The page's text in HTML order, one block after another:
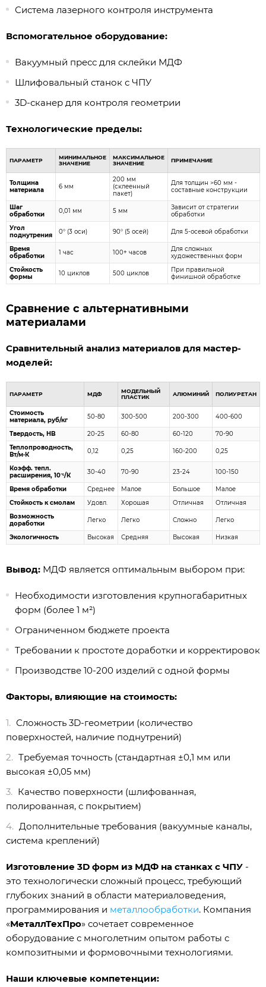
Система лазерного контроля инструмента
Вспомогательное оборудование:
Вакуумный пресс для склейки МДФ
Шлифовальный станок с ЧПУ
3D-сканер для контроля геометрии
Технологические пределы:
ПАРАМЕТР
МИНИМАЛЬНОЕ
ЗНАЧЕНИЕ
МАКСИМАЛЬНОЕ
ЗНАЧЕНИЕ
ПРИМЕЧАНИЕ
Толщина
материала
6 мм
200 мм
(склеенный
пакет)
Для толщин >60 мм -
составные конструкции
Шаг
обработки
0,01 мм 5 мм
Зависит от стратегии
обработки
Угол
поднутрения
0° (3 оси) 90° (5 осей) Для 5-осевой обработки
Время
обработки
1 час 100+ часов
Для сложных
художественных форм
Стойкость
формы
10 циклов 500 циклов
При правильной
финишной обработке
Сравнение с альтернативными
материалами
Сравнительный анализ материалов для мастер-
моделей:
ПАРАМЕТР МДФ
МОДЕЛЬНЫЙ
ПЛАСТИК
АЛЮМИНИЙ ПОЛИУРЕТАН
Стоимость
материала, руб/кг
50-80 300-500 200-300 400-600
Твердость, HB 20-25 60-80 60-120
70-90
Теплопроводность,
Вт/м·К
0,12 0,25 160-200 0,25
Коэфф. тепл.
расширения, 10⁻⁶/К
30-40 70-90 23-24 100-150
Время обработки Среднее Малое Большое
Малое
Стойкость к смолам
Удовл. Хорошая Отличная
Отличная
Возможность
доработки
Легко Легко Сложно Легко
Экологичность Высокая Средняя Высокая Низкая
Вывод: МДФ является оптимальным выбором при:
Необходимости изготовления крупногабаритных
форм (более 1 м²)
Ограниченном бюджете проекта
Требовании к простоте доработки и корректировок
Производстве 10-200 изделий с одной формы
Факторы, влияющие на стоимость:
Сложность 3D-геометрии (количество
поверхностей, наличие поднутрений)
Требуемая точность (стандартная ±0,1 мм или
высокая ±0,05 мм)
Качество поверхности (шлифованная,
полированная, с покрытием)
Дополнительные требования (вакуумные каналы,
система креплений)
Изготовление 3D форм из МДФ на станках с ЧПУ -
это технологически сложный процесс, требующий
глубоких знаний в области материаловедения,
программирования и металлообработки. Компания
«МеталлТехПро» сочетает современное
оборудование с многолетним опытом работы с
композитными и формовочными технологиями.
Наши ключевые компетенции: